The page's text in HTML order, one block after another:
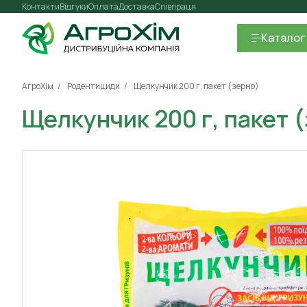
Контакти Оплата
Відгуки ДоставкаСпівпраця
Каталог
АгроХім Родентициди Щелкунчик 200 г, пакет (зерно)
Щелкунчик 200 г, пакет